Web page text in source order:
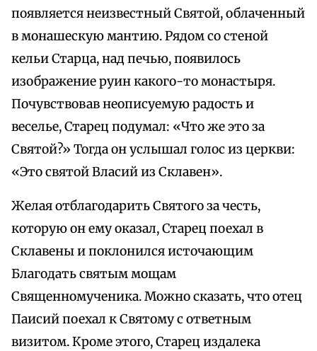
появляется неизвестный Святой, облаченный
в монашескую мантию. Рядом со стеной
кельи Старца, над печью, появилось
изображение руин какого-то монастыря.
Почувствовав неописуемую радость и
веселье, Старец подумал: «Что же это за
Святой?» Тогда он услышал голос из церкви:
«Это святой Власий из Склавен».
Желая отблагодарить Святого за честь,
которую он ему оказал, Старец поехал в
Склавены и поклонился источающим
Благодать святым мощам
Священномученика. Можно сказать, что отец
Паисий поехал к Святому с ответным
визитом. Кроме этого, Старец издалека